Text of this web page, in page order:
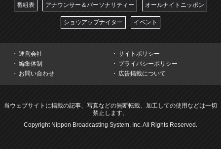
番組表 アナウンサー＆パーソナリティー オールナイトニッポン
ショウアップナイター イベント
運営会社
サイトポリシー
編集体制
プライバシーポリシー
お問い合わせ
広告掲載について
当ウェブサイトに掲載の記事、写真などの無断転載、加工しての使用などは一切
禁止します。
Copyright Nippon Broadcasting System, Inc. All Rights Reserved.